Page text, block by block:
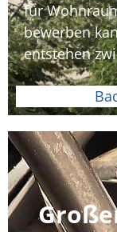
für
bewerben
entstehen